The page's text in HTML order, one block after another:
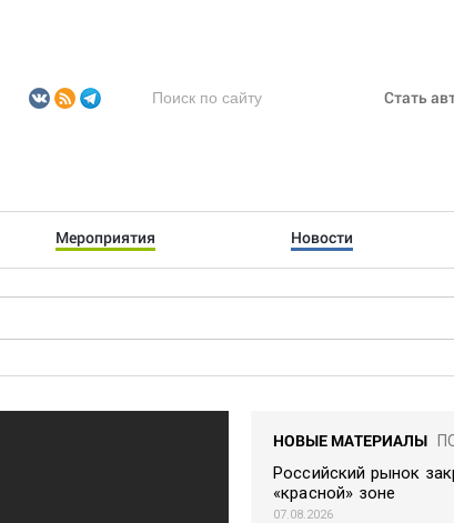
Стать
Мероприятия Новости
НОВЫЕ МАТЕРИАЛЫ
Российский рынок
«красной» зоне
07.08.2026